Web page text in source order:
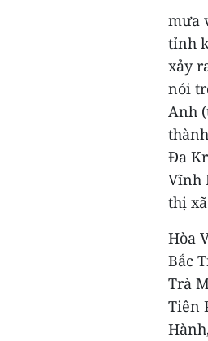
mưa
tỉnh
xảy
nói
Anh
Đa
Vĩnh
thị
Hòa
Bắc
Trà
Tiên